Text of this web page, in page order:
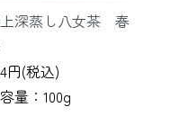
深蒸し八女茶 春
円(税込)
量：100g